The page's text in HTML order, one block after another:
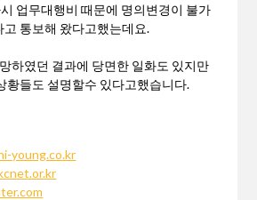
업무대행비 때문에 명의변경이 불가
고 통보해 왔다고했는데요.
하였던 결과에 당면한 일화도 있지만
황들도 설명할수 있다고했습니다.
young.co.kr